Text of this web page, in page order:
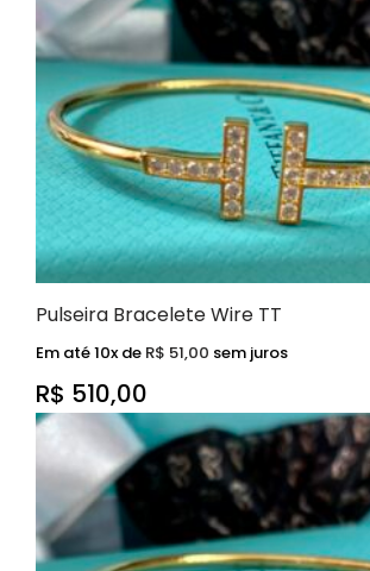
Pulseira Bracelete Wire TT
R$ 510,00
Em até 10x de R$ 51,00 sem juros